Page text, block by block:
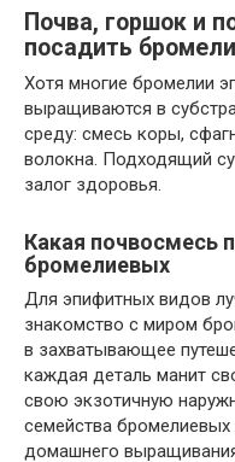
Почва, горшок и
посадить
Хотя многие бромелии
выращиваются в
среду: смесь коры,
волокна. Подходящий
залог здоровья.
Какая почвосмесь
бромелиевых
Для эпифитных видов
знакомство с миром
в захватывающее
каждая деталь манит
свою экзотичную
семейства
домашнего